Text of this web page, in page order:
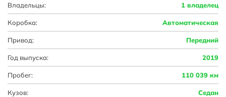
Владельцы: 1 владелец
Коробка: Автоматическая
Привод: Передний
Год выпуска: 2019
Пробег: 110 039 км
Кузов: Седан